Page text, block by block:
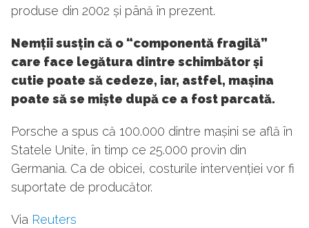
produse din 2002 și până în prezent.
Nemții susțin că o “componentă fragilă”
care face legătura dintre schimbător și
cutie poate să cedeze, iar, astfel, mașina
poate să se miște după ce a fost parcată.
Porsche a spus că 100.000 dintre mașini se află în
Statele Unite, în timp ce 25.000 provin din
Germania. Ca de obicei, costurile intervenției vor fi
suportate de producător.
Via Reuters